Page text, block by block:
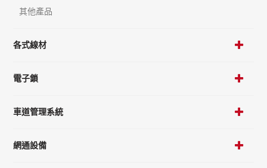
其他產品
各式線材
電子鎖
車道管理系統
網通設備